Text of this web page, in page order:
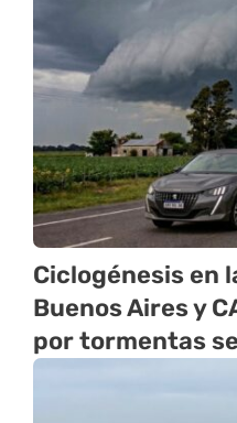
Ciclogénesis en
Buenos Aires y
por tormentas